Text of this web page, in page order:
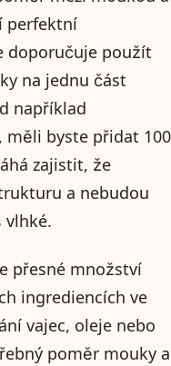
perfektní
doporučuje použít
na jednu část
například
měli byste přidat 100
zajistit, že
a nebudou
vlhké.
přesné množství
ingrediencích ve
vajec, oleje nebo
poměr mouky a